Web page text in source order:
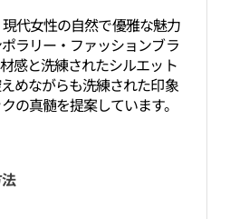
代女性の自然で優雅な魅力
ラリー・ファッションブラ
感と洗練されたシルエット
めながらも洗練された印象
の真髄を提案しています。